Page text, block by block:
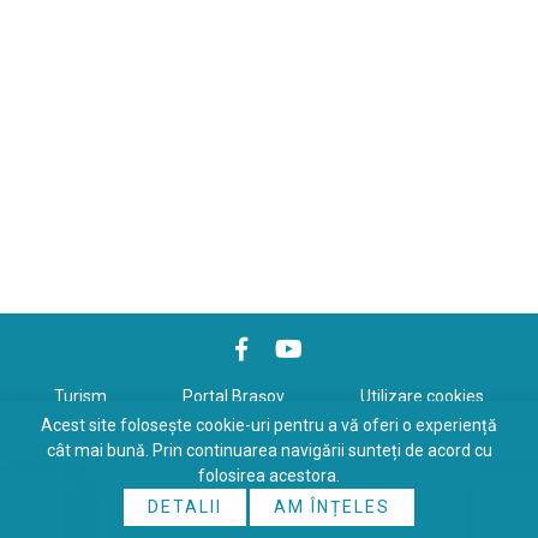
Turism Portal Braşov Utilizare cookies
Politică de confidenţialitate
Copyrights © 2026 All Rights Reserved. Powered by
Online
Acest site folosește cookie-uri pentru a vă oferi o experiență
cât mai bună. Prin continuarea navigării sunteți de acord cu
folosirea acestora.
DETALII
AM ÎNȚELES